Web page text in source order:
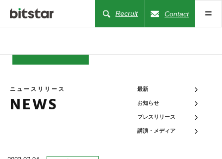
Recruit Contact
NEWS
COMPANY
ニュースリリース
NEWS
最新
お知らせ
プレスリリース
講演・メディア